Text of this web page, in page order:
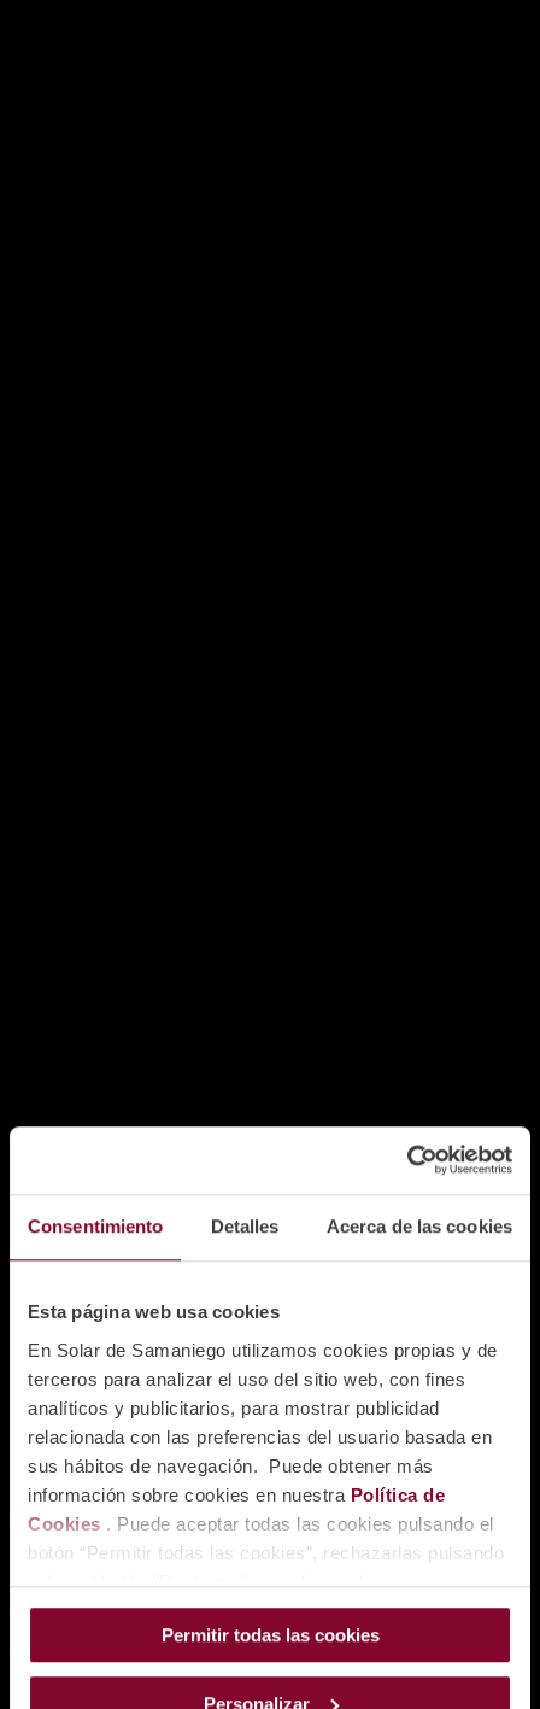
Consentimiento Detalles Acerca de las cookies
Esta página web usa cookies
En Solar de Samaniego utilizamos cookies propias y de
terceros para analizar el uso del sitio web, con fines
analíticos y publicitarios, para mostrar publicidad
relacionada con las preferencias del usuario basada en
sus hábitos de navegación. Puede obtener más
información sobre cookies en nuestra Política de
Cookies . Puede aceptar todas las cookies pulsando el
botón “Permitir todas las cookies”, rechazarlas pulsando
sobre el botón "Rechazar" o configurar las que quiere
instalar pulsando el botón de “Personalizar”.
Permitir todas las cookies
Personalizar
Vinos Enoturismo Rioja
Enoturismo
Ribera del Duero
Noticias Contacto Tienda